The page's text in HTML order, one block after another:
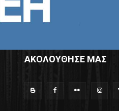
ΑΚΟΛΟΥΘΗΣΕ ΜΑΣ